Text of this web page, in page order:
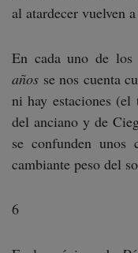
al atardecer vuelven
En cada uno de
años se nos cuenta
ni hay estaciones (el
del anciano y de
se confunden
cambiante peso del
6